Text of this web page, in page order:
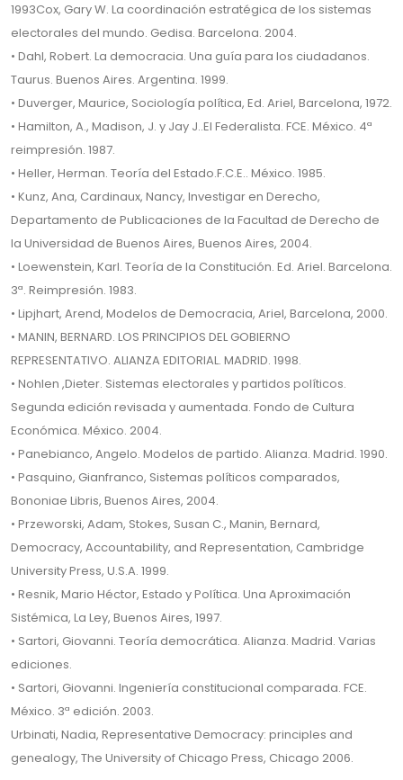
1993Cox, Gary W. La coordinación estratégica de los sistemas
electorales del mundo. Gedisa. Barcelona. 2004.
• Dahl, Robert. La democracia. Una guía para los ciudadanos.
Taurus. Buenos Aires. Argentina. 1999.
• Duverger, Maurice, Sociología política, Ed. Ariel, Barcelona, 1972.
• Hamilton, A., Madison, J. y Jay J..El Federalista. FCE. México. 4ª
reimpresión. 1987.
• Heller, Herman. Teoría del Estado.F.C.E.. México. 1985.
• Kunz, Ana, Cardinaux, Nancy, Investigar en Derecho,
Departamento de Publicaciones de la Facultad de Derecho de
la Universidad de Buenos Aires, Buenos Aires, 2004.
• Loewenstein, Karl. Teoría de la Constitución. Ed. Ariel. Barcelona.
3ª. Reimpresión. 1983.
• Lipjhart, Arend, Modelos de Democracia, Ariel, Barcelona, 2000.
• MANIN, BERNARD. LOS PRINCIPIOS DEL GOBIERNO
REPRESENTATIVO. ALIANZA EDITORIAL. MADRID. 1998.
• Nohlen ,Dieter. Sistemas electorales y partidos políticos.
Segunda edición revisada y aumentada. Fondo de Cultura
Económica. México. 2004.
• Panebianco, Angelo. Modelos de partido. Alianza. Madrid. 1990.
• Pasquino, Gianfranco, Sistemas políticos comparados,
Bononiae Libris, Buenos Aires, 2004.
• Przeworski, Adam, Stokes, Susan C., Manin, Bernard,
Democracy, Accountability, and Representation, Cambridge
University Press, U.S.A. 1999.
• Resnik, Mario Héctor, Estado y Política. Una Aproximación
Sistémica, La Ley, Buenos Aires, 1997.
• Sartori, Giovanni. Teoría democrática. Alianza. Madrid. Varias
ediciones.
• Sartori, Giovanni. Ingeniería constitucional comparada. FCE.
México. 3ª edición. 2003.
Urbinati, Nadia, Representative Democracy: principles and
genealogy, The University of Chicago Press, Chicago 2006.